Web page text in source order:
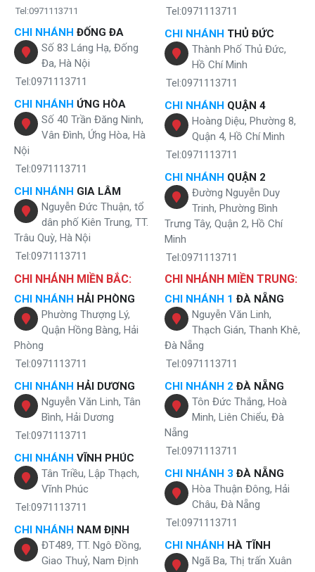
Tel:0971113711
CHI NHÁNH ĐỐNG ĐA
Số 83 Láng Hạ, Đống
Đa, Hà Nội
Tel:0971113711
CHI NHÁNH ỨNG HÒA
Số 40 Trần Đăng Ninh,
Vân Đình, Ứng Hòa, Hà
Nội
Tel:0971113711
CHI NHÁNH GIA LÂM
Nguyễn Đức Thuận, tổ
dân phố Kiên Trung, TT.
Trâu Quỳ, Hà Nội
Tel:0971113711
Tel:0971113711
CHI NHÁNH THỦ ĐỨC
Thành Phố Thủ Đức,
Hồ Chí Minh
Tel:0971113711
CHI NHÁNH QUẬN 4
Hoàng Diệu, Phường 8,
Quận 4, Hồ Chí Minh
Tel:0971113711
CHI NHÁNH QUẬN 2
Đường Nguyễn Duy
Trinh, Phường Bình
Trưng Tây, Quận 2, Hồ Chí
Minh
Tel:0971113711
CHI NHÁNH MIỀN BẮC:
CHI NHÁNH HẢI PHÒNG
Phường Thượng Lý,
Quận Hồng Bàng, Hải
Phòng
Tel:0971113711
CHI NHÁNH HẢI DƯƠNG
Nguyễn Văn Linh, Tân
Bình, Hải Dương
Tel:0971113711
CHI NHÁNH VĨNH PHÚC
Tân Triều, Lập Thạch,
Vĩnh Phúc
Tel:0971113711
CHI NHÁNH NAM ĐỊNH
ĐT489, TT. Ngô Đồng,
Giao Thuỷ, Nam Định
CHI NHÁNH MIỀN TRUNG:
CHI NHÁNH 1 ĐÀ NẴNG
Nguyễn Văn Linh,
Thạch Gián, Thanh Khê,
Đà Nẵng
Tel:0971113711
CHI NHÁNH 2 ĐÀ NẴNG
Tôn Đức Thắng, Hoà
Minh, Liên Chiểu, Đà
Nẵng
Tel:0971113711
CHI NHÁNH 3 ĐÀ NẴNG
Hòa Thuận Đông, Hải
Châu, Đà Nẵng
Tel:0971113711
CHI NHÁNH HÀ TĨNH
Ngã Ba, Thị trấn Xuân